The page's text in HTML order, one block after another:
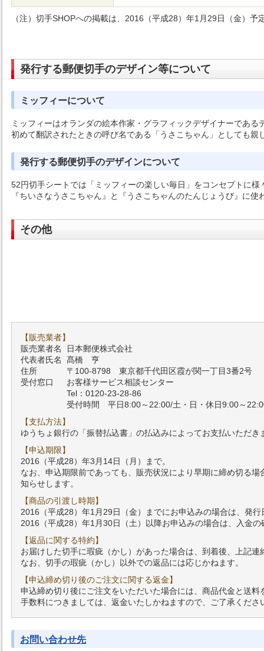
（注）切手SHOPへの掲載は、2016（平成28）年1月29日（金）予
発行する郵便切手のデザイン等について
ミッフィーについて
ミッフィーはオランダの絵本作家・グラフィックデザイナーであ
初めて翻訳されたときの呼び名である「うさこちゃん」としても親
発行する郵便切手のデザインについて
52円切手シートでは「ミッフィーの楽しい毎日」をコンセプトに
『ちいさなうさこちゃん』と『うさこちゃんのたんじょうび』に
その他
【販売業者】
販売業者名
日本郵便株式会社
代表者氏名 髙橋 亨
住所
〒100-8798 東京都千代田区霞が関一丁目3番2号
受付窓口
お客様サービス相談センター
Tel：0120-23-28-86
受付時間 平日8:00～22:00/土・日・休日9:00～
【支払方法】
ゆうちょ銀行の「振替払込書」の払込みによってお支払いただき
【申込期限】
2016（平成28）年3月14日（月）まで。
なお、申込期限前であっても、販売状況により早期に締め切る
知らせします。
【商品の引渡し時期】
2016（平成28）年1月29日（金）までにお申込みの場合は、発
2016（平成28）年1月30日（土）以降お申込みの場合は、入金
【返品に関する特約】
お届けした切手に瑕疵（かし）があった場合は、到着後、上記連
なお、切手の瑕疵（かし）以外での返品には応じかねます。
【申込締め切り後のご注文に関する返金】
申込締め切り後にご注文をいただいた場合には、商品代金と送
手数料につきましては、返金いたしかねますので、ご了承くださ
お問い合わせ先